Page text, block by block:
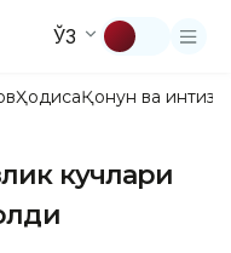
ЎЗ
ҲодисаҚонун ва
кучлари